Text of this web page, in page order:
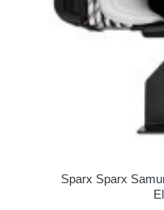
Sparx Sparx